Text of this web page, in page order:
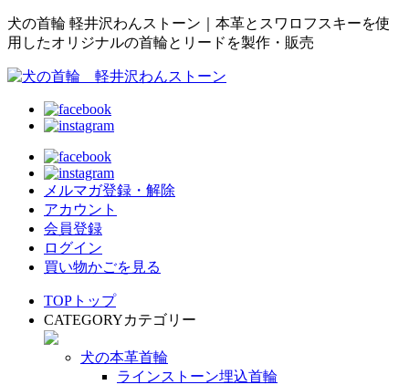
犬の首輪 軽井沢わんストーン｜本革とスワロフスキーを使
用したオリジナルの首輪とリードを製作・販売
メルマガ登録・解除
アカウント
会員登録
ログイン
買い物かごを見る
TOP トップ
CATEGORYカテゴリー
犬の本革首輪
ラインストーン埋込首輪